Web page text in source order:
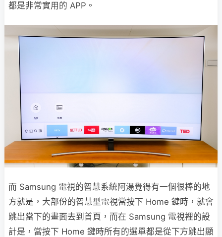
都是非常實用的 APP。
而 Samsung 電視的智慧系統阿湯覺得有一個很棒的地
方就是，大部份的智慧型電視當按下 Home 鍵時，就會
跳出當下的畫面去到首頁，而在 Samsung 電視裡的設
計是，當按下 Home 鍵時所有的選單都是從下方跳出顯